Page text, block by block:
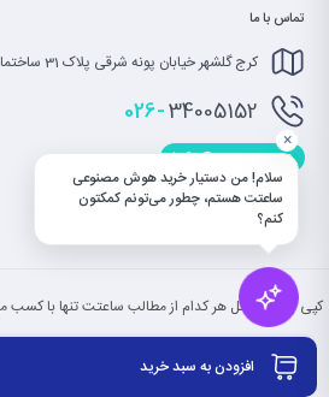
افزودن به سبد خرید
تماس با ما
کرج گلشهر خیابان پونه شرقی پلاک 31 ساختمان قائم طبقه اول واحد 3
026-34005152
info@saatet.com
کپی بخش یا کل هر کدام از مطالب ساعتت تنها با کسب
سلام! من دستیار خرید هوش مصنوعی
ساعتت هستم، چطور می‌تونم کمکتون
کنم؟
×